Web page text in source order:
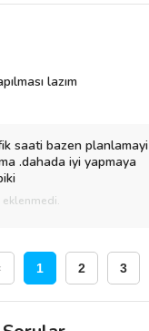
lazım
saati bazen planlamayi
.dahada iyi yapmaya
1 2 3